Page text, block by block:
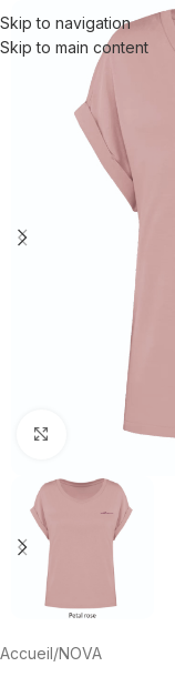
Skip to navigation
Skip to main content
Click to enlarge
Accueil/NOVA